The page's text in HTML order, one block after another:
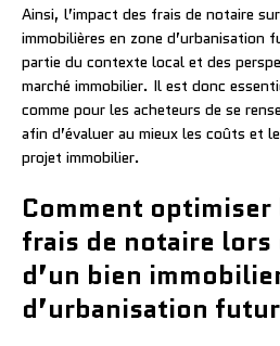
Ainsi, l’impact des frais de notaire
immobilières en zone d’urbanisation
partie du contexte local et des
marché immobilier. Il est donc
comme pour les acheteurs de se
afin d’évaluer au mieux les coûts et
projet immobilier.
Comment optimiser
frais de notaire lors
d’un bien
d’urbanisation